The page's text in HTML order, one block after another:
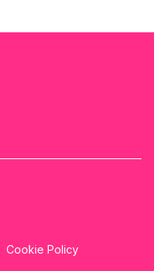
Cookie Policy